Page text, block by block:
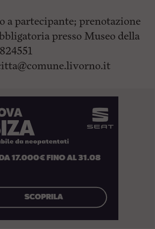
a partecipante; prenotazione
presso Museo della